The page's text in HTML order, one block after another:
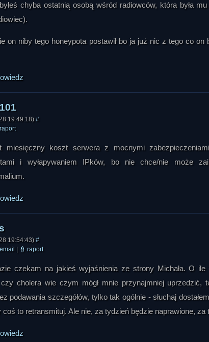
chyba ostatnią osobą wśród radiowców, która była
on niby tego honeypota postawił bo ja już nic z tego co
19:49:18) #
raport
miesięczny koszt serwera z mocnymi
i wyłapywaniem IPków, bo nie chce/nie może
19:54:43) #
email 👮 raport
czekam na jakieś wyjaśnienia ze strony Michała. O
cholera wie czym mógł mnie przynajmniej uprzedzić,
podawania szczegółów, tylko tak ogólnie - słuchaj
coś to retransmituj. Ale nie, za tydzień będzie naprawione, za